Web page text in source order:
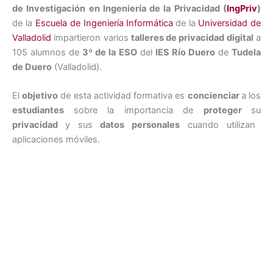
de Investigación en Ingeniería de la Privacidad (IngPriv)
de la Escuela de Ingeniería Informática de la Universidad de
Valladolid impartieron varios talleres de privacidad digital a
105 alumnos de 3º de la ESOdel IES Río DuerodeTudela
de Duero (Valladolid).
Elobjetivo de esta actividad formativa es concienciara los
estudiantes sobre la importancia de proteger su
privacidad y sus datos personales cuando utilizan
aplicaciones móviles.